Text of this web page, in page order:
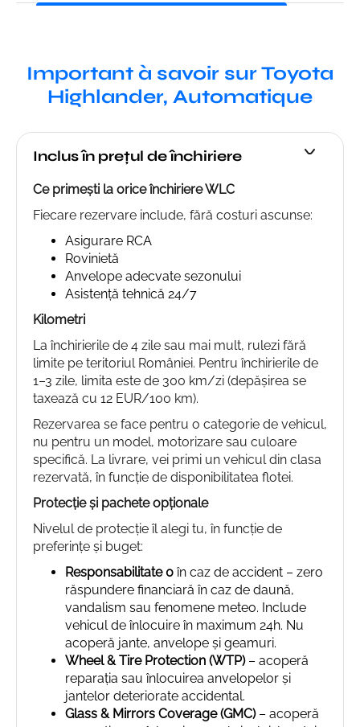
Important à savoir sur Toyota
Highlander, Automatique
Inclus în prețul de închiriere
Ce primești la orice închiriere WLC
Fiecare rezervare include, fără costuri ascunse:
Asigurare RCA
Rovinietă
Anvelope adecvate sezonului
Asistență tehnică 24/7
Kilometri
La închirierile de 4 zile sau mai mult, rulezi fără
limite pe teritoriul României. Pentru închirierile de
1–3 zile, limita este de 300 km/zi (depășirea se
taxează cu 12 EUR/100 km).
Rezervarea se face pentru o categorie de vehicul,
nu pentru un model, motorizare sau culoare
specifică. La livrare, vei primi un vehicul din clasa
rezervată, în funcție de disponibilitatea flotei.
Protecție și pachete opționale
Nivelul de protecție îl alegi tu, în funcție de
preferințe și buget:
Responsabilitate 0 în caz de accident – zero
răspundere financiară în caz de daună,
vandalism sau fenomene meteo. Include
vehicul de înlocuire în maximum 24h. Nu
acoperă jante, anvelope și geamuri.
Wheel & Tire Protection (WTP)– acoperă
reparația sau înlocuirea anvelopelor și
jantelor deteriorate accidental.
Glass & Mirrors Coverage (GMC)– acoperă